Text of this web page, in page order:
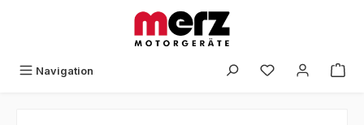
Navigation